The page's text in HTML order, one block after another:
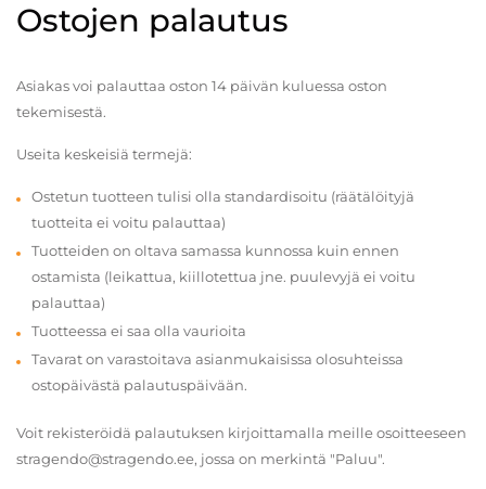
Ostojen palautus
Asiakas voi palauttaa oston 14 päivän kuluessa oston
tekemisestä.
Useita keskeisiä termejä:
Ostetun tuotteen tulisi olla standardisoitu (räätälöityjä
tuotteita ei voitu palauttaa)
Tuotteiden on oltava samassa kunnossa kuin ennen
ostamista (leikattua, kiillotettua jne. puulevyjä ei voitu
palauttaa)
Tuotteessa ei saa olla vaurioita
Tavarat on varastoitava asianmukaisissa olosuhteissa
ostopäivästä palautuspäivään.
Voit rekisteröidä palautuksen kirjoittamalla meille osoitteeseen
stragendo@stragendo.ee, jossa on merkintä "Paluu".